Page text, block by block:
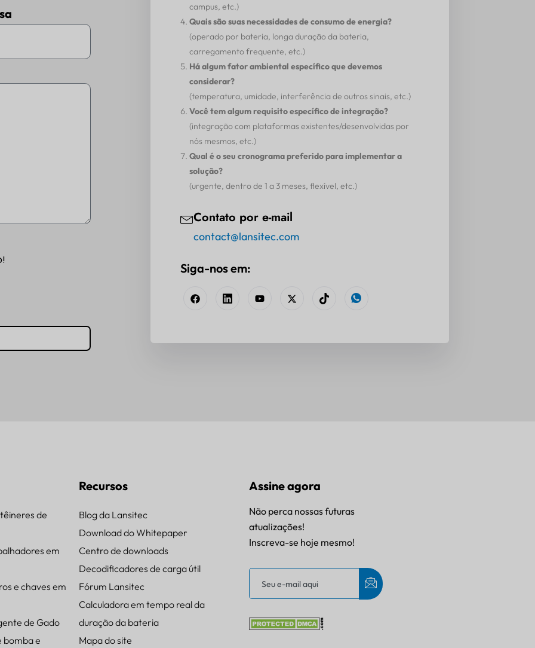
campus, etc.)
Quais são suas necessidades de consumo de energia?
(operado por bateria, longa duração da bateria,
carregamento frequente, etc.)
Há algum fator ambiental específico que devemos
considerar?
(temperatura, umidade, interferência de outros sinais, etc.)
Você tem algum requisito específico de integração?
(integração com plataformas existentes/desenvolvidas por
nós mesmos, etc.)
Qual é o seu cronograma preferido para implementar a
solução?
(urgente, dentro de 1 a 3 meses, flexível, etc.)
Contato por e-mail
contact@lansitec.com
Siga-nos em:
de
em
e chaves em
de Gado
bomba e
Recursos
Blog da Lansitec
Download do Whitepaper
Centro de downloads
Decodificadores de carga útil
Fórum Lansitec
Calculadora em tempo real da
duração da bateria
Mapa do site
Assine agora
Não perca nossas futuras
atualizações!
Inscreva-se hoje mesmo!